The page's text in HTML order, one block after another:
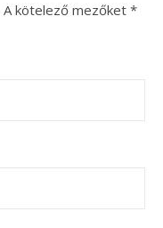
A kötelező mezőket *